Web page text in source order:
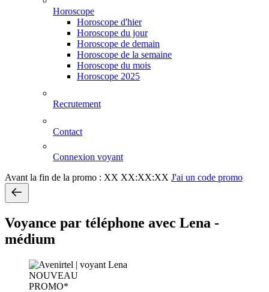
Horoscope
Horoscope d'hier
Horoscope du jour
Horoscope de demain
Horoscope de la semaine
Horoscope du mois
Horoscope 2025
Recrutement
Contact
Connexion voyant
Avant la fin de la promo : XX XX:XX:XX J'ai un code promo
Voyance par téléphone avec Lena -
médium
NOUVEAU
PROMO*